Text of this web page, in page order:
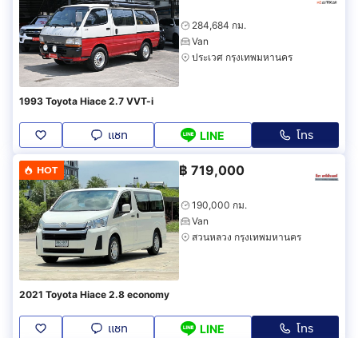
284,684 กม.
Van
ประเวศ กรุงเทพมหานคร
1993 Toyota Hiace 2.7 VVT-i
แชท LINE โทร
HOT ฿ 719,000
190,000 กม.
Van
สวนหลวง กรุงเทพมหานคร
2021 Toyota Hiace 2.8 economy
แชท LINE โทร